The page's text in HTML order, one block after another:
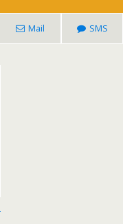
Mail SMS